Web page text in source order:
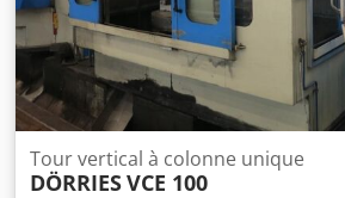
Tour vertical à colonne unique
DÖRRIESVCE 100